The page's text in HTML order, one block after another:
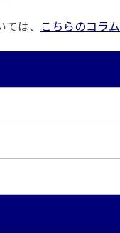
は、 こちらのコラム